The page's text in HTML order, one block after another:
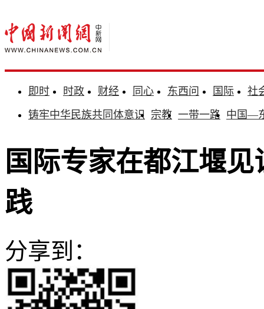
即时 时政 财经 同心 东西问 国际
社
铸牢中华民族共同体意识 宗教 一带一路 中国—
国际专家在都江堰
践
分享到：